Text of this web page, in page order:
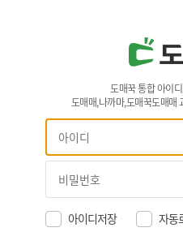
도매꾹 통합 아이
도매매,나까마,도매꾹도매매
아이디저장 자동